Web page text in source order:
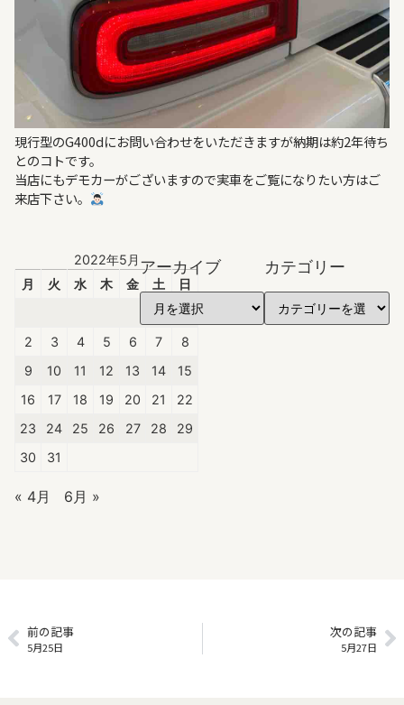
現行型のG400dにお問い合わせをいただきますが納期は約2年待ち
とのコトです。
当店にもデモカーがございますので実車をご覧になりたい方はご
来店下さい。
2022年5月
月
火 水 木 金 土
日
1
2
3 4 5 6 7
8
9
10 11 12 13 14
15
16
17 18 19 20 21
22
23
24 25 26 27 28
29
30
31
« 4月 6月 »
アーカイブ カテゴリー
前の記事
5月25日
次の記事
5月27日